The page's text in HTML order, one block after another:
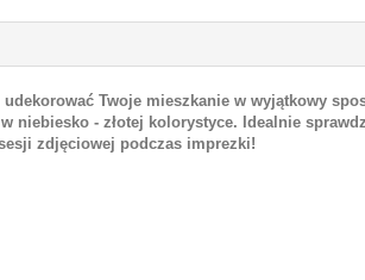
Twoje mieszkanie w wyjątkowy
niebiesko - złotej kolorystyce. Idealnie
zdjęciowej podczas imprezki!